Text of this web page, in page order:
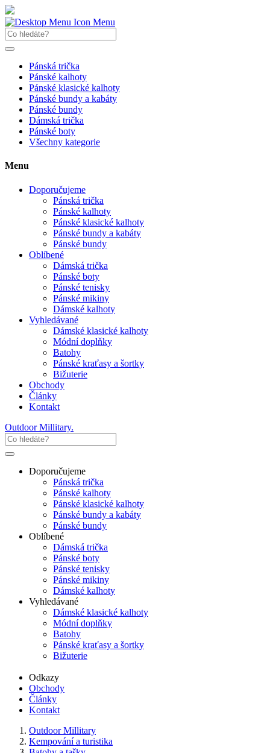
Menu
Pánská trička
Pánské kalhoty
Pánské klasické kalhoty
Pánské bundy a kabáty
Pánské bundy
Dámská trička
Pánské boty
Všechny kategorie
Menu
Doporučujeme
Pánská trička
Pánské kalhoty
Pánské klasické kalhoty
Pánské bundy a kabáty
Pánské bundy
Oblíbené
Dámská trička
Pánské boty
Pánské tenisky
Pánské mikiny
Dámské kalhoty
Vyhledávané
Dámské klasické kalhoty
Módní doplňky
Batohy
Pánské kraťasy a šortky
Bižuterie
Obchody
Články
Kontakt
Outdoor Millitary.
Doporučujeme
Pánská trička
Pánské kalhoty
Pánské klasické kalhoty
Pánské bundy a kabáty
Pánské bundy
Oblíbené
Dámská trička
Pánské boty
Pánské tenisky
Pánské mikiny
Dámské kalhoty
Vyhledávané
Dámské klasické kalhoty
Módní doplňky
Batohy
Pánské kraťasy a šortky
Bižuterie
Odkazy
Obchody
Články
Kontakt
Outdoor Millitary
Kempování a turistika